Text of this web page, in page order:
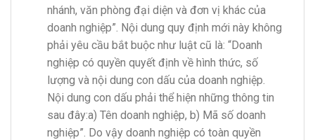
nhánh, văn phòng đại diện và đơn vị khác của
doanh nghiệp”. Nội dung quy định mới này không
phải yêu cầu bắt buộc như luật cũ là: “Doanh
nghiệp có quyền quyết định về hình thức, số
lượng và nội dung con dấu của doanh nghiệp.
Nội dung con dấu phải thể hiện những thông tin
sau đây:a) Tên doanh nghiệp, b) Mã số doanh
nghiệp”. Do vậy doanh nghiệp có toàn quyền